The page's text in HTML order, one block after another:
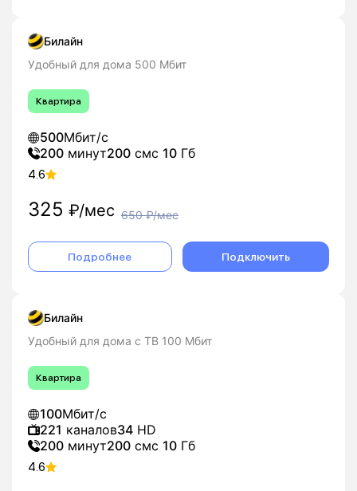
Билайн
Удобный для дома 500 Мбит
Квартира
500Мбит/с
200 минут200 смс 10 Гб
4.6
325 ₽/мес 650₽/мес
Подробнее Подключить
Билайн
Удобный для дома с ТВ 100 Мбит
Квартира
100Мбит/с
221 каналов34 HD
200 минут200 смс 10 Гб
4.6